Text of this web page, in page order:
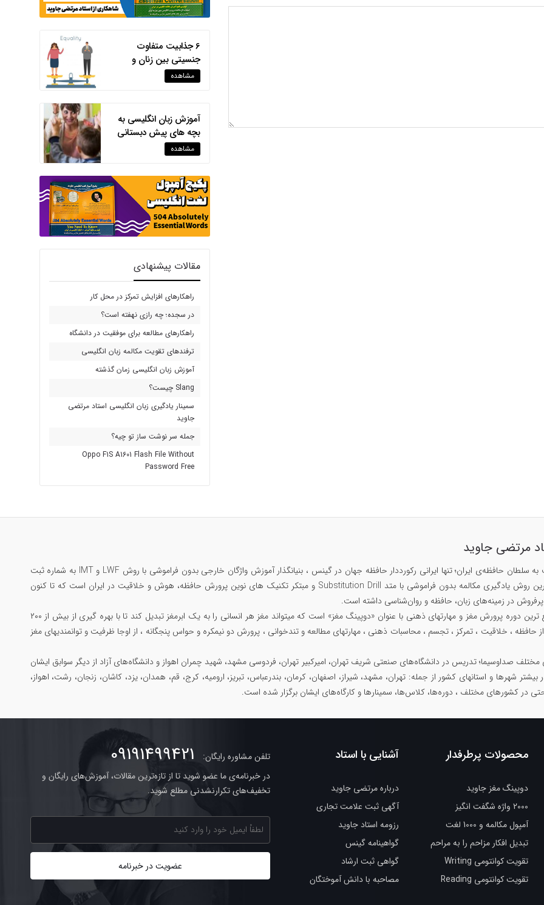
6 جذابیت متفاوت
جنسیتی بین زنان و
مردان
مشاهده
آموزش زبان انگلیسی به
بچه های پیش دبستانی
مشاهده
مقالات پیشنهادی
راهکارهای افزایش تمرکز در محل کار
در سجده؛ چه رازی نهفته است؟
راهکارهای مطالعه برای موفقیت در دانشگاه
ترفندهای تقویت مکالمه زبان انگلیسی
آموزش زبان انگلیسی زمان گذشته
Slang چیست؟
سمینار یادگیری زبان انگلیسی استاد مرتضی
جاوید
جمله سر نوشت ساز تو چیه؟
Oppo F1S A1601 Flash File Without
Password Free
مرتضی جاوید
مرتضی جاوید ملقب به سلطان حافظه‌ی ایران؛ تنها ایرانی رکورددار حافظه جهان در گینس ، بنیانگذار آموزش واژگان خارجی بدون فراموشی با روش LWF و IMT به شماره ثبت
۱۴۲۹، مبتکر سریع ترین روش یادگیری مکالمه بدون فراموشی با متد Substitution Drill و مبتکر تکنیک های نوین پرورش حافظه، هوش و خلاقیت در ایران است که تا کنون
همچنین خالق جامع ترین دوره پرورش مغز و مهارتهای ذهنی با عنوان «دوپینگ مغز» است که میتواند مغز هر انسانی را به یک ابرمغز تبدیل کند تا با بهره گیری از بیش از ۲۰۰
حافظه ، خلاقیت ، تمرکز ، تجسم ، محاسبات ذهنی ، مهارتهای مطالعه و تندخوانی ، پرورش دو نیمکره و حواس پنجگانه ، از اوجا ظرفیت و توانمندیهای مغز
صداوسیما؛ تدریس در دانشگاه‌های صنعتی شریف تهران، امیرکبیر تهران، فردوسی مشهد، شهید چمران اهواز و دانشگاه‌های آزاد از دیگر سوابق ایشان
بیشتر شهرها و استانهای کشور از جمله: تهران، مشهد، شیراز، اصفهان، کرمان، بندرعباس، تبریز، ارومیه، کرج، قم، همدان، یزد، کاشان، زنجان، رشت، اهواز،
در کشورهای مختلف ، دوره‌ها، کلاس‌ها، سمینار‌ها و کارگاه‌های ایشان برگزار شده است.
محصولات پرطرفدار
دوپینگ مغز جاوید
2000 واژه شگفت انگیز
آمپول مکالمه و 1000 لغت
تبدیل افکار مزاحم را به مراحم
تقویت کوانتومی Writing
تقویت کوانتومی Reading
آشنایی با استاد
درباره مرتضی جاوید
آگهی ثبت علامت تجاری
رزومه استاد جاوید
گواهینامه گینس
گواهی ثبت ارشاد
مصاحبه با دانش آموختگان
تلفن مشاوره رایگان: 09191499421
در خبرنامه‌ی ما عضو شوید تا از تازه‌ترین مقالات، آموزش‌های رایگان و
تخفیف‌های تکرارنشدنی مطلع شوید.